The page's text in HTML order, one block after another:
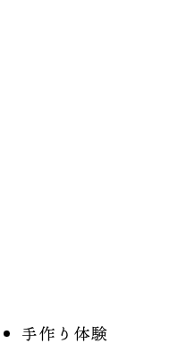
手作り体験